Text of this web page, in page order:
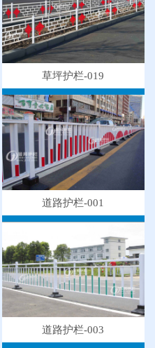
草坪护栏-019
道路护栏-001
道路护栏-003
个舒心候车环境